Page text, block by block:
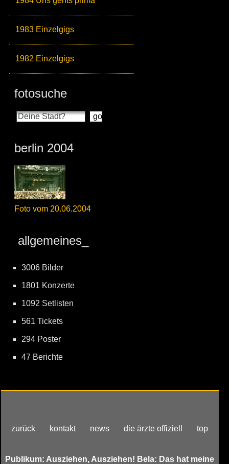
1983 Einzelgigs
1982 Einzelgigs
fotosuche
berlin 2004
Foto vom 20.06.2004
allgemeines_
3006 Bilder
1801 Konzerte
1092 Setlisten
561 Tickets
294 Poster
47 Berichte
zurück kontakt news die ärzte offiziell top
Publikum: Ausziehen, Ausziehen! Bela: Das hat meine